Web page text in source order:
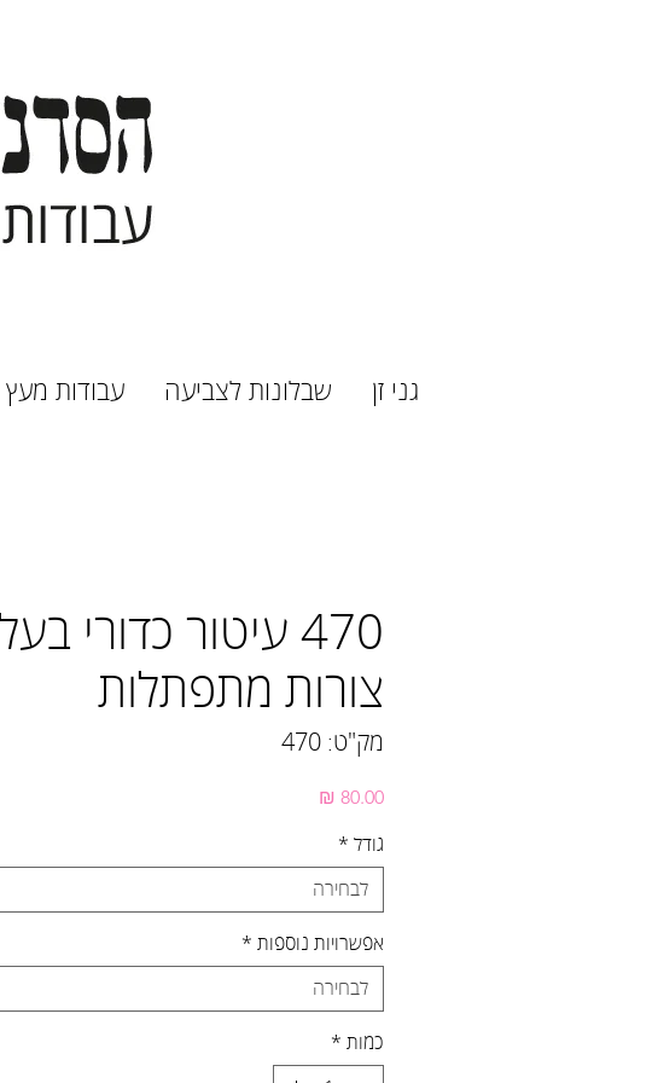
גני זן שבלונות לצביעה עבודות מעץ
470 עיטור כדורי
צורות מתפתלות
מק"ט: 470
גודל *
לבחירה
אפשרויות נוספות *
לבחירה
כמות *